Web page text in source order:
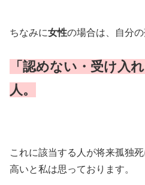
ちなみに女性の場合は、自分
「認めない・受け入
人。
これに該当する人が将来孤独
高いと私は思っております。